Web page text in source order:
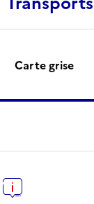
Carte grise